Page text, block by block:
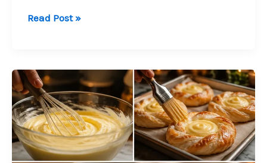
Sharbat
Pastèque
au
Lait
Read Post »